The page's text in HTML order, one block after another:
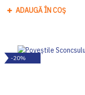
ADAUGĂ ÎN COȘ
-20%